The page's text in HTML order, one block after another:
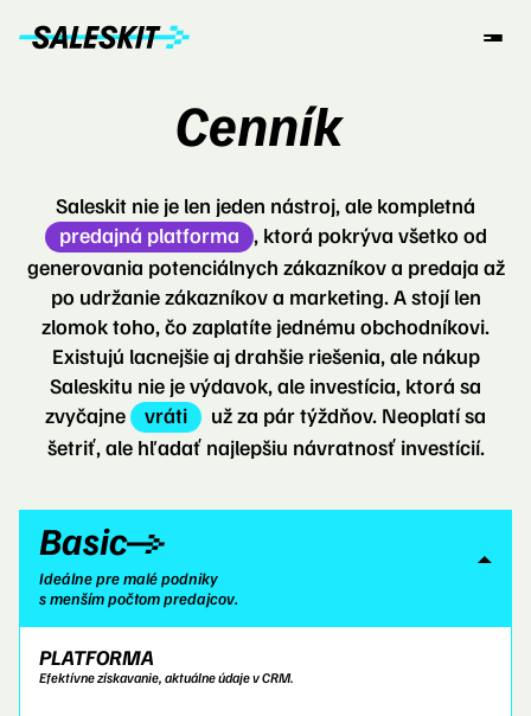
Cenník
Saleskit nie je len jeden nástroj, ale kompletná
predajná platforma , ktorá pokrýva všetko od
generovania potenciálnych zákazníkov a predaja až
po udržanie zákazníkov a marketing. A stojí len
zlomok toho, čo zaplatíte jednému obchodníkovi.
Existujú lacnejšie aj drahšie riešenia, ale nákup
Saleskitu nie je výdavok, ale investícia, ktorá sa
zvyčajne
vráti
už za pár týždňov. Neoplatí sa
šetriť, ale hľadať najlepšiu návratnosť investícií.
Basic
Ideálne pre malé podniky
s menším počtom predajcov.
PLATFORMA
Efektívne získavanie, aktuálne údaje v CRM.